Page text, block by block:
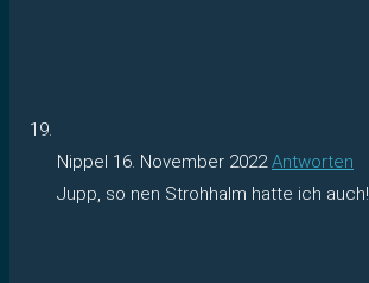
Nippel 16. November 2022 Antworten
Jupp, so nen Strohhalm hatte ich auch!